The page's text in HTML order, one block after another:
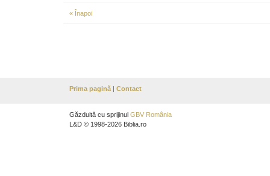
« Înapoi
Prima pagină | Contact
Găzduită cu sprijinul GBV România
L&D © 1998-2026 Biblia.ro